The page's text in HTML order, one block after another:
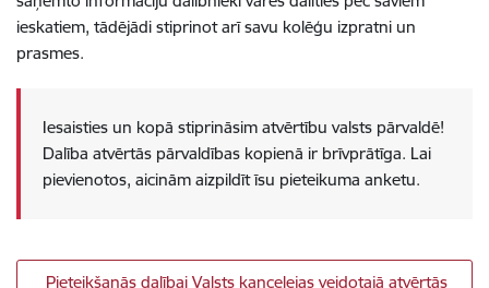
ieskatiem, tādējādi stiprinot arī savu kolēģu izpratni un
prasmes.
Iesaisties un kopā stiprināsim atvērtību valsts pārvaldē!
Dalība atvērtās pārvaldības kopienā ir brīvprātīga. Lai
pievienotos, aicinām aizpildīt īsu pieteikuma anketu.
Pieteikšanās dalībai Valsts kancelejas veidotajā atvērtās